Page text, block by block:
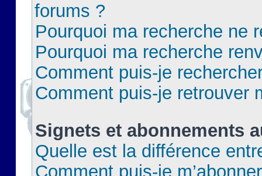
forums ?
Pourquoi ma recherche ne
Pourquoi ma recherche
Comment puis-je
Comment puis-je retrouver
Signets et abonnements
Quelle est la différence
Comment puis-je